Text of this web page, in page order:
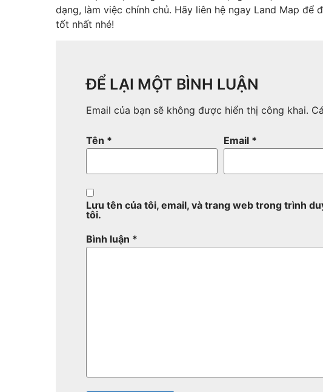
dạng, làm việc chính chủ. Hãy liên hệ ngay Land Map để
tốt nhất nhé!
ĐỂ LẠI MỘT BÌNH LUẬN
Email của bạn sẽ không được hiển thị công khai.
Tên * Email *
Lưu tên của tôi, email, và trang web trong trình
tôi.
Bình luận *